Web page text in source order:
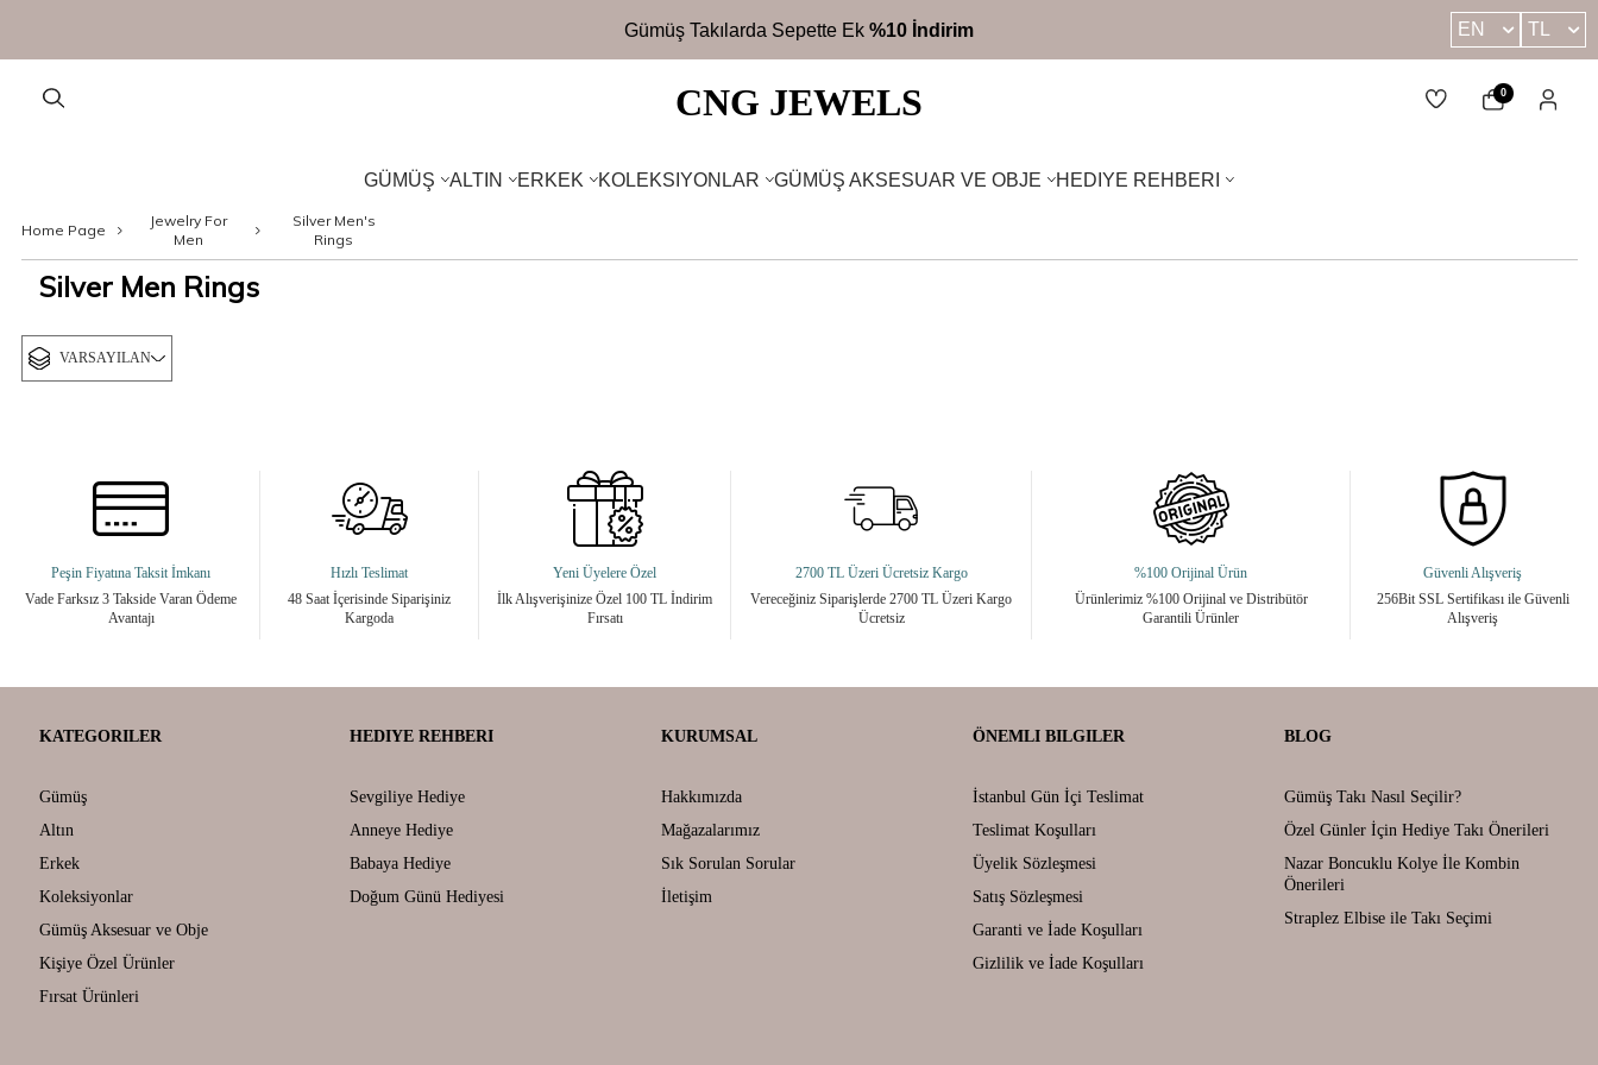
Gümüş Takılarda Sepette Ek %10 İndirim EN TL
CNG JEWELS 0
GÜMÜŞ ALTIN ERKEK KOLEKSIYONLAR GÜMÜŞ AKSESUAR VE OBJE HEDIYE REHBERI
Home Page
Jewelry For
Men
Silver Men's
Rings
Silver Men Rings
VARSAYILAN
Peşin Fiyatına Taksit İmkanı
Vade Farksız 3 Takside Varan Ödeme
Avantajı
Hızlı Teslimat
48 Saat İçerisinde Siparişiniz
Kargoda
Yeni Üyelere Özel
İlk Alışverişinize Özel 100 TL İndirim
Fırsatı
2700 TL Üzeri Ücretsiz Kargo
Vereceğiniz Siparişlerde 2700 TL Üzeri Kargo
Ücretsiz
%100 Orijinal Ürün
Ürünlerimiz %100 Orijinal ve Distribütör
Garantili Ürünler
Güvenli Alışveriş
256Bit SSL Sertifikası ile Güvenli
Alışveriş
KATEGORILER
Gümüş
Altın
Erkek
Koleksiyonlar
Gümüş Aksesuar ve Obje
Kişiye Özel Ürünler
Fırsat Ürünleri
HEDIYE REHBERI
Sevgiliye Hediye
Anneye Hediye
Babaya Hediye
Doğum Günü Hediyesi
KURUMSAL
Hakkımızda
Mağazalarımız
Sık Sorulan Sorular
İletişim
ÖNEMLI BILGILER
İstanbul Gün İçi Teslimat
Teslimat Koşulları
Üyelik Sözleşmesi
Satış Sözleşmesi
Garanti ve İade Koşulları
Gizlilik ve İade Koşulları
BLOG
Gümüş Takı Nasıl Seçilir?
Özel Günler İçin Hediye Takı Önerileri
Nazar Boncuklu Kolye İle Kombin
Önerileri
Straplez Elbise ile Takı Seçimi